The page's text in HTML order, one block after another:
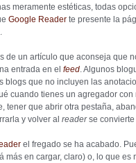
meramente estéticas, todas
Google Reader te presente la
de un artículo que aconseja que
entrada en el feed. Algunos
blogs que no incluyen las
cuando tienes un agregador
tener que abrir otra pestaña,
y volver al readerse
el fregado se ha acabado.
más en cargar, claro) o, lo que